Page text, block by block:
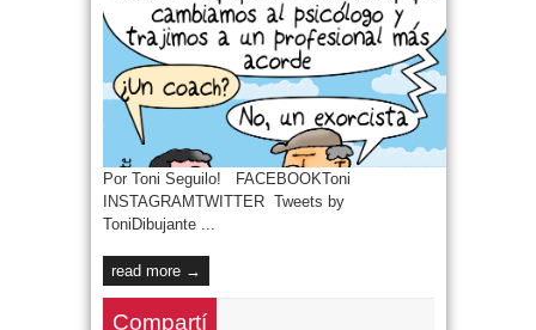
Por Toni Seguilo! FACEBOOKToni
INSTAGRAMTWITTER Tweets by
ToniDibujante ...
read more →
Compartí